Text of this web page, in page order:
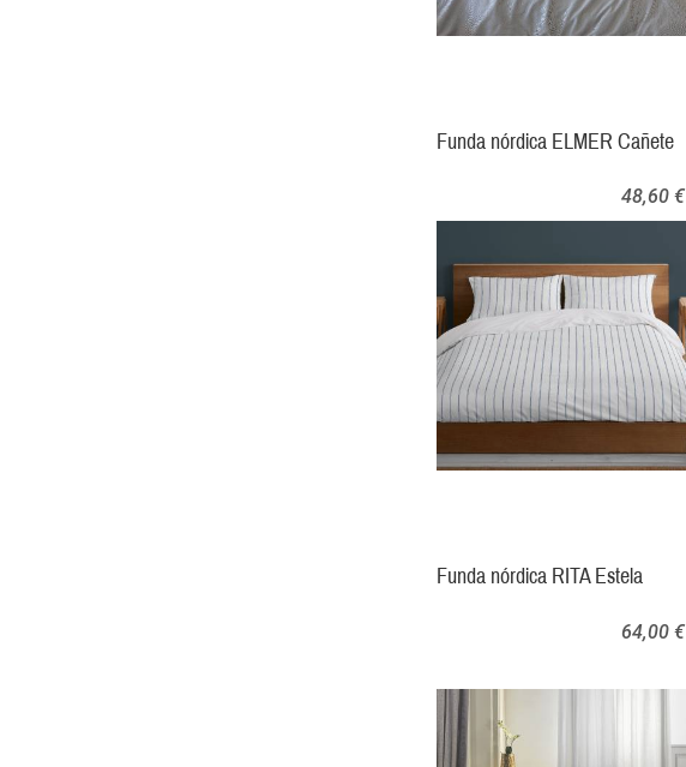
Funda nórdica ELMER Cañete
48,60 €
Funda nórdica RITA Estela
64,00 €